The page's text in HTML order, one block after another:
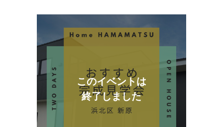
このイベントは
終了しました